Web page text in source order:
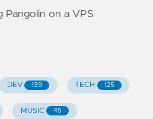
Pangolin on a VPS
DEV 139 TECH 125
MUSIC 45